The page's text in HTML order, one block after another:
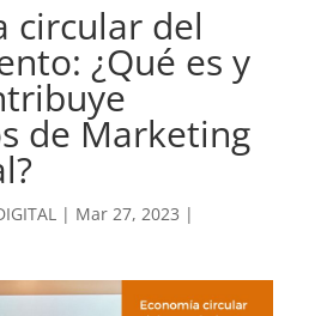
circular del
¿Qué es y
de Marketing
| Mar 27, 2023 |